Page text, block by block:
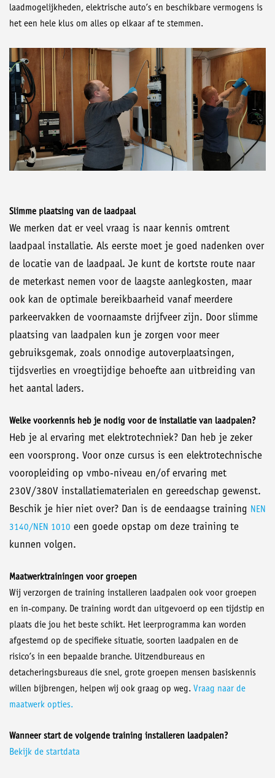
laadmogelijkheden, elektrische auto’s en beschikbare vermogens is
het een hele klus om alles op elkaar af te stemmen.
Slimme plaatsing van de laadpaal
We merken dat er veel vraag is naar kennis omtrent
laadpaal installatie. Als eerste moet je goed nadenken over
de locatie van de laadpaal. Je kunt de kortste route naar
de meterkast nemen voor de laagste aanlegkosten, maar
ook kan de optimale bereikbaarheid vanaf meerdere
parkeervakken de voornaamste drijfveer zijn. Door slimme
plaatsing van laadpalen kun je zorgen voor meer
gebruiksgemak, zoals onnodige autoverplaatsingen,
tijdsverlies en vroegtijdige behoefte aan uitbreiding van
het aantal laders.
Welke voorkennis heb je nodig voor de installatie van laadpalen?
Heb je al ervaring met elektrotechniek? Dan heb je zeker
een voorsprong. Voor onze cursus is een elektrotechnische
vooropleiding op vmbo-niveau en/of ervaring met
230V/380V installatiematerialen en gereedschap gewenst.
Beschik je hier niet over? Dan is de eendaagse training NEN
3140/NEN 1010 een goede opstap om deze training te
kunnen volgen.
Maatwerktrainingen voor groepen
Wij verzorgen de training installeren laadpalen ook voor groepen
en in-company. De training wordt dan uitgevoerd op een tijdstip en
plaats die jou het beste schikt. Het leerprogramma kan worden
afgestemd op de specifieke situatie, soorten laadpalen en de
risico’s in een bepaalde branche. Uitzendbureaus en
detacheringsbureaus die snel, grote groepen mensen basiskennis
willen bijbrengen, helpen wij ook graag op weg. Vraag naar de
maatwerk opties.
Wanneer start de volgende training installeren laadpalen?
Bekijk de startdata